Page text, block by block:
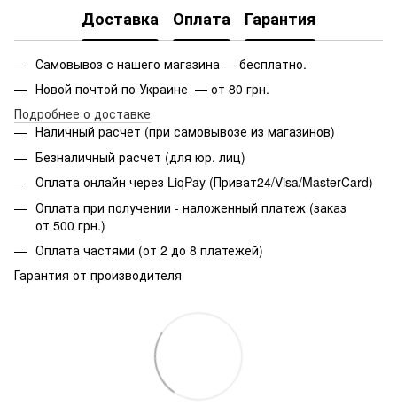
Доставка Оплата Гарантия
Самовывоз с нашего магазина — бесплатно.
Новой почтой по Украине — от 80 грн.
Подробнее о доставке
Наличный расчет (при самовывозе из магазинов)
Безналичный расчет (для юр. лиц)
Оплата онлайн через LiqPay (Приват24/Visa/MasterCard)
Оплата при получении - наложенный платеж (заказ
от 500 грн.)
Оплата частями (от 2 до 8 платежей)
Гарантия от производителя